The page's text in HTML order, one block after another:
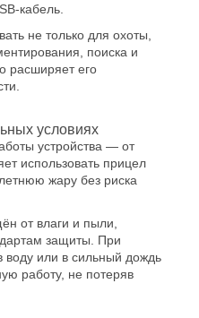
кабель.
не только для охоты,
поиска и
расширяет его
условиях
устройства — от
использовать прицел
жару без риска
от влаги и пыли,
защиты. При
воду или в сильный дождь
работу, не потеряв